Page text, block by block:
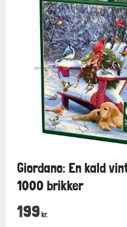
Giordano: En kald
1000 brikker
199 kr.